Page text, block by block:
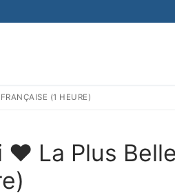
(1 HEURE)
❤️ La Plus